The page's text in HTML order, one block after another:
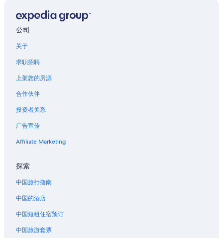
日比谷公园附近的酒店
品川站的胶囊酒店
品川站的公寓式酒店
位于新桥的Apa Hotels
位于新桥的精品酒店
位于新桥的商务酒店
位于新桥的Capsule and Sauna Century Group酒店
位于新桥的家庭式酒店
位于新桥的历史风格酒店
位于新桥的豪华酒店
位于新桥的Marriott Hotels & Resorts
位于新桥的Prince Hotels
公司
关于
求职招聘
上架您的房源
合作伙伴
投资者关系
广告宣传
Affiliate Marketing
探索
中国旅行指南
中国的酒店
中国短租住宿预订
中国旅游套票